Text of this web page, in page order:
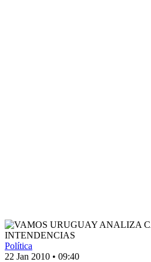
Política
22 Jan 2010 • 09:40